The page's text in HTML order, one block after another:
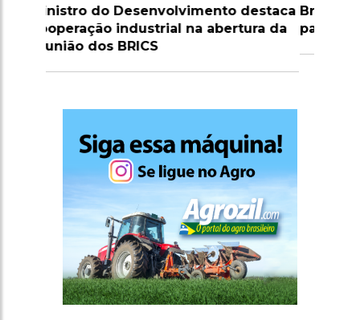
Brasil cria Conselho Interministerial
para fortalecer sua soberania